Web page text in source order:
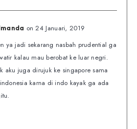
on 24 Januari, 2019
ya jadi sekarang nasbah prudential ga
kalau mau berobat ke luar negri.
aku juga dirujuk ke singapore sama
karna di indo kayak ga ada